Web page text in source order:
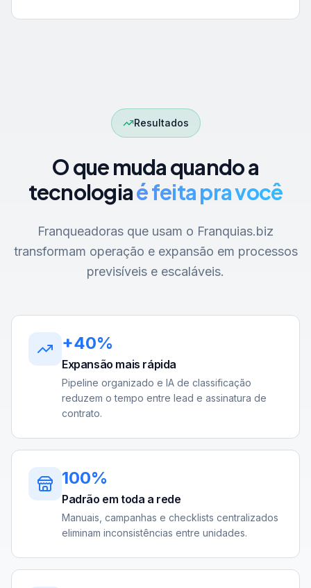
Resultados
O que muda quando a
tecnologiaé feita pra você
Franqueadoras que usam o Franquias.biz
transformam operação e expansão em processos
previsíveis e escaláveis.
+40%
Expansão mais rápida
Pipeline organizado e IA de classificação
reduzem o tempo entre lead e assinatura de
contrato.
100%
Padrão em toda a rede
Manuais, campanhas e checklists centralizados
eliminam inconsistências entre unidades.